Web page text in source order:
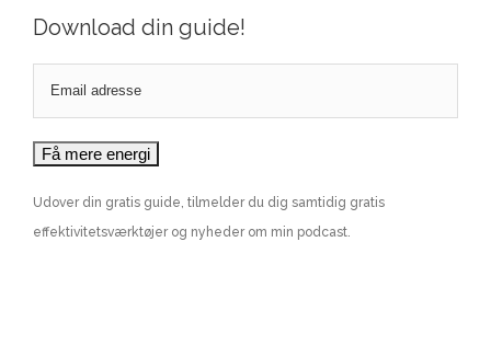
Download din guide!
Udover din gratis guide, tilmelder du dig samtidig gratis
effektivitetsværktøjer og nyheder om min podcast.